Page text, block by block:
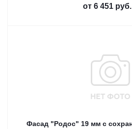
от 6 451 руб.
Фасад "Родос" 19 мм с сохранением рисунка по